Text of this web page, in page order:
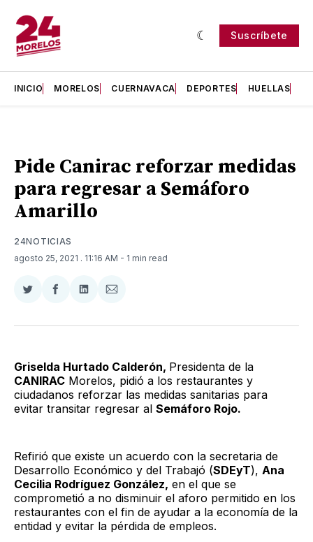
Suscríbete
INICIO MORELOS CUERNAVACA DEPORTES HUELLAS
Pide Canirac reforzar medidas
para regresar a Semáforo
Amarillo
24NOTICIAS
agosto 25, 2021 . 11:16 AM - 1 min read
Compartir
Twitter
Compartir
Facebook
Compartir
LinkedIn
Compartir
Email
Griselda Hurtado Calderón, Presidenta de la
CANIRAC Morelos, pidió a los restaurantes y
ciudadanos reforzar las medidas sanitarias para
evitar transitar regresar al Semáforo Rojo.
Refirió que existe un acuerdo con la secretaria de
Desarrollo Económico y del Trabajó (SDEyT), Ana
Cecilia Rodríguez González, en el que se
comprometió a no disminuir el aforo permitido en los
restaurantes con el fin de ayudar a la economía de la
entidad y evitar la pérdida de empleos.